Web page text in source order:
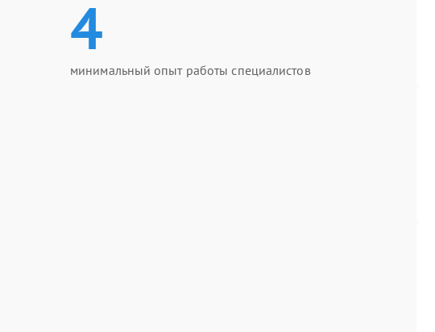
4
минимальный опыт работы специалистов